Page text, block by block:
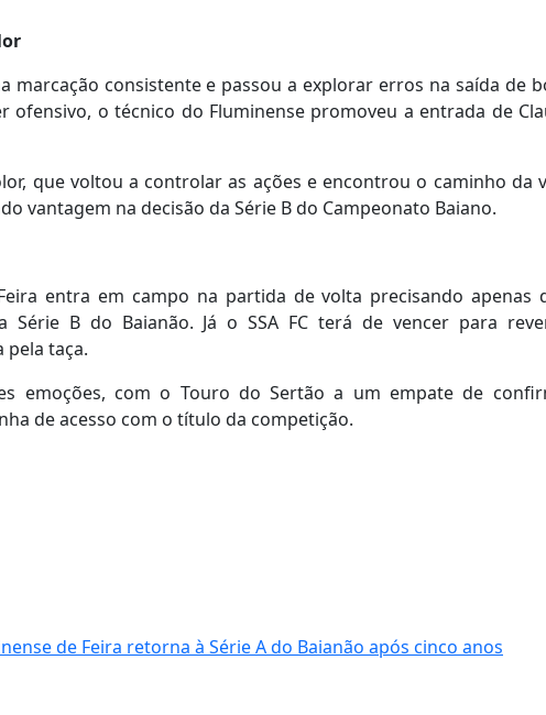
marcação consistente e passou a explorar erros na saída de
ofensivo, o técnico do Fluminense promoveu a entrada de
que voltou a controlar as ações e encontrou o caminho da
vantagem na decisão da Série B do Campeonato Baiano.
entra em campo na partida de volta precisando apenas
B do Baianão. Já o SSA FC terá de vencer para
pela taça.
emoções, com o Touro do Sertão a um empate de
de acesso com o título da competição.
de Feira retorna à Série A do Baianão após cinco anos